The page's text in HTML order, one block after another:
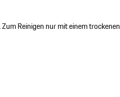
Reinigen nur mit einem trockenen